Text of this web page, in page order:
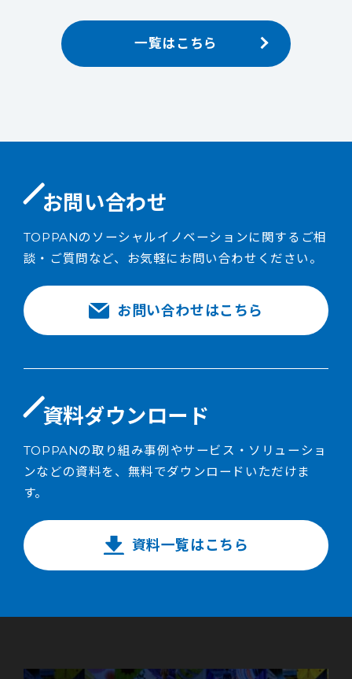
一覧はこちら
お問い合わせ
TOPPANのソーシャルイノベーションに関するご相
談・ご質問など、お気軽にお問い合わせください。
お問い合わせはこちら
資料ダウンロード
TOPPANの取り組み事例やサービス・ソリューショ
ンなどの資料を、無料でダウンロードいただけま
す。
資料一覧はこちら